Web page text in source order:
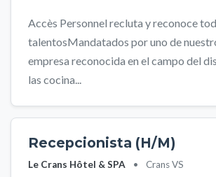
Accès Personnel recluta y reconoce
talentosMandatados por uno de
empresa reconocida en el campo del
las cocina...
Recepcionista (H/M)
Le Crans Hôtel & SPA •
Crans VS